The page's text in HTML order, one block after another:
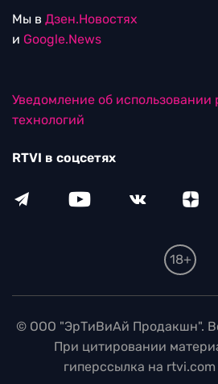
Мы в Дзен.Новостях
и Google.News
Уведомление об использовании
технологий
RTVI в соцсетях
18+
© ООО "ЭрТиВиАй Продакшн".
При цитировании
гиперссылка на rtvi.com